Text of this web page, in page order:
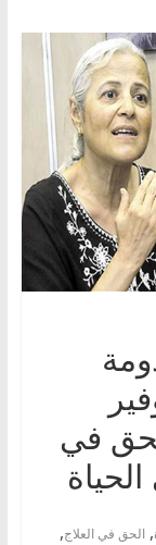
في
, الحق في العلاج,